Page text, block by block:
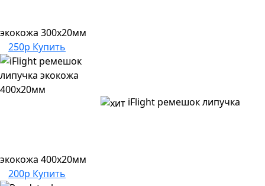
экокожа 300х20мм
250р Купить
iFlight ремешок липучка
экокожа 400х20мм
200р Купить